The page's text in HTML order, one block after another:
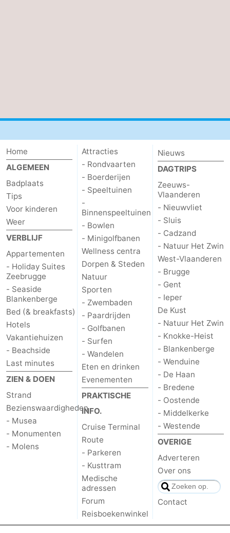
Kusttram
Reisboekenwinkel
Nieuws
Medische
adressen
Regio
Zeeuws-
Vlaanderen
-
Nieuwvliet
-
Sluis
-
Cadzand
-
Natuur
Zwin
West-
Brugge
-
Gent
-
Het
Knokke-
-
Home
ALGEMEEN
Badplaats
Tips
Voor kinderen
Weer
VERBLIJF
Appartementen
- Holiday Suites
Zeebrugge
- Seaside
Blankenberge
Bed (& breakfasts)
Hotels
Vakantiehuizen
- Beachside
Last minutes
ZIEN & DOEN
Strand
Bezienswaardigheden
- Musea
- Monumenten
- Molens
Attracties
- Rondvaarten
- Boerderijen
- Speeltuinen
-
Binnenspeeltuinen
- Bowlen
- Minigolfbanen
Wellness centra
Dorpen & Steden
Natuur
Sporten
- Zwembaden
- Paardrijden
- Golfbanen
- Surfen
- Wandelen
Eten en drinken
Evenementen
PRAKTISCHE
INFO.
Cruise Terminal
Route
- Parkeren
- Kusttram
Medische
adressen
Forum
Reisboekenwinkel
Nieuws
DAGTRIPS
Zeeuws-
Vlaanderen
- Nieuwvliet
- Sluis
- Cadzand
- Natuur Het Zwin
West-Vlaanderen
- Brugge
- Gent
- Ieper
De Kust
- Natuur Het Zwin
- Knokke-Heist
- Blankenberge
- Wenduine
- De Haan
- Bredene
- Oostende
- Middelkerke
- Westende
OVERIGE
Adverteren
Over ons
Contact